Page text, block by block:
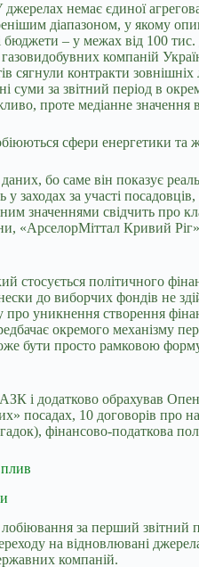
немає єдиної
діапазоном, у якому
– у межах від 100 тис.
компаній
контракти зовнішніх
суми за звітний період в
проте медіанне
сфери енергетики та
бо саме він показує
у заходах за участі
значеннями свідчить про
«АрселорМіттал Кривий
політичного
до виборчих фондів не
уникнення створення
окремого механізму
бути просто рамковою
додатково обрахував
посадах, 10 договорів про
фінансово-податкова
за перший звітний
на відновлювані
компаній.